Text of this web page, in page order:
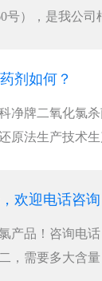
号），是我公
剂如何？
净牌二氧化氯
原法生产技术
欢迎电话咨询
产品！咨询电话
，需要多大含